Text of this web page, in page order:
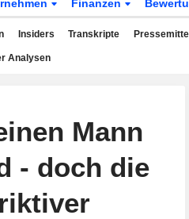
Finanzen
Insiders Transkripte
Analysen
Mann
- doch die